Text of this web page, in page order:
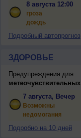
8 августа 12:00
гроза
дождь
Подробный автопрогноз
ЗДОРОВЬЕ
Предупреждения для
метеочувствительных
7 августа, Вечер
Возможны
недомогания
Подробно на 10 дней